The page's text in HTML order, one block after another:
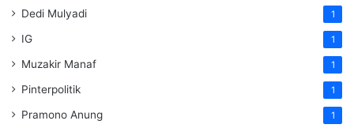
Dedi Mulyadi 1
IG 1
Muzakir Manaf 1
Pinterpolitik 1
Pramono Anung 1